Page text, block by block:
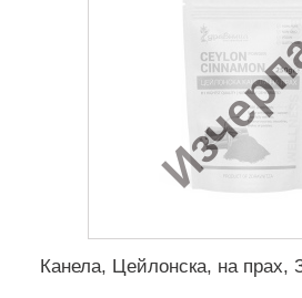
Канела, Цейлонска, на прах,